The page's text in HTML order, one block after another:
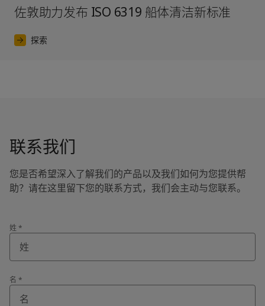
佐敦助力发布 ISO 6319 船体清洁新标准
探索
联系我们
您是否希望深入了解我们的产品以及我们如何为您提供帮
助？请在这里留下您的联系方式，我们会主动与您联系。
姓 *
名 *